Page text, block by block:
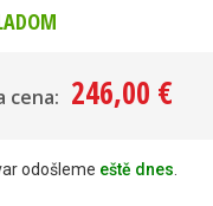
cena: 246,00 €
odošleme eště dnes